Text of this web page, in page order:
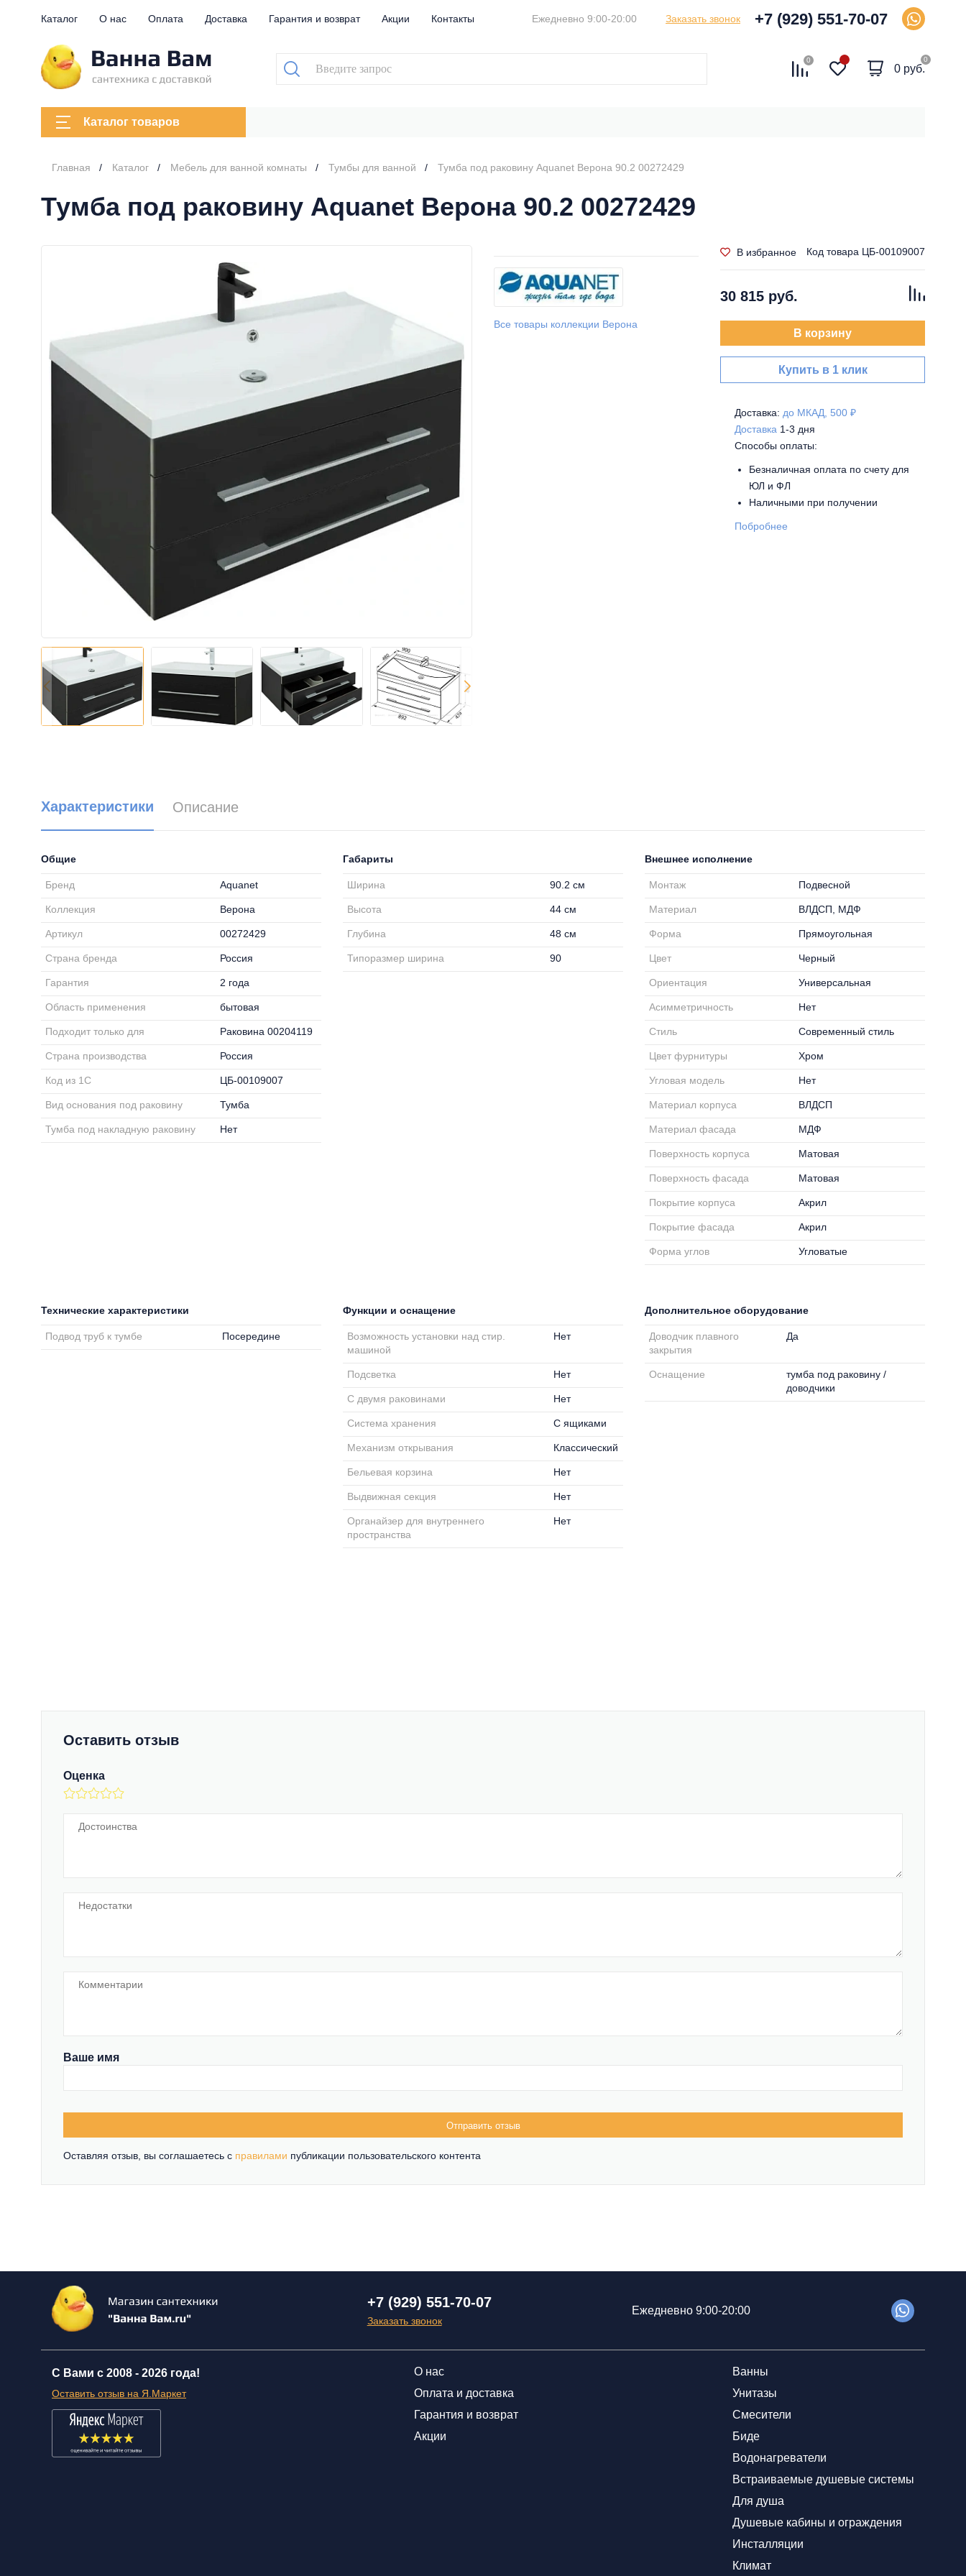
Каталог О нас Оплата Доставка Гарантия и возврат Акции Контакты Ежедневно 9:00-20:00 Заказать звонок +7 (929) 551-70-07
0 0
0 руб.
Каталог товаров
Главная Каталог Мебель для ванной комнаты Тумбы для ванной Тумба под раковину Aquanet Верона 90.2 00272429
Тумба под раковину Aquanet Верона 90.2 00272429
Все товары коллекции Верона
В избранное Код товара ЦБ-00109007
30 815 руб.
В корзину
Купить в 1 клик
Доставка: до МКАД, 500 ₽
Доставка 1-3 дня
Способы оплаты:
Безналичная оплата по счету для
ЮЛ и ФЛ
Наличными при получении
Побробнее
Характеристики Описание
Общие
Бренд Aquanet
Коллекция Верона
Артикул 00272429
Страна бренда Россия
Гарантия 2 года
Область применения бытовая
Подходит только для Раковина 00204119
Страна производства Россия
Код из 1С ЦБ-00109007
Вид основания под раковину Тумба
Тумба под накладную раковину Нет
Габариты
Ширина 90.2 см
Высота 44 см
Глубина 48 см
Типоразмер ширина 90
Внешнее исполнение
Монтаж Подвесной
Материал ВЛДСП, МДФ
Форма Прямоугольная
Цвет Черный
Ориентация Универсальная
Асимметричность Нет
Стиль Современный стиль
Цвет фурнитуры Хром
Угловая модель Нет
Материал корпуса ВЛДСП
Материал фасада МДФ
Поверхность корпуса Матовая
Поверхность фасада Матовая
Покрытие корпуса Акрил
Покрытие фасада Акрил
Форма углов Угловатые
Технические характеристики
Подвод труб к тумбе Посередине
Функции и оснащение
Возможность установки над стир.
машиной
Нет
Подсветка Нет
С двумя раковинами Нет
Система хранения С ящиками
Механизм открывания Классический
Бельевая корзина Нет
Выдвижная секция Нет
Органайзер для внутреннего
пространства
Нет
Дополнительное оборудование
Доводчик плавного
закрытия
Да
Оснащение
тумба под раковину /
доводчики
Оставить отзыв
Оценка
Ваше имя
Отправить отзыв
Оставляя отзыв, вы соглашаетесь c правилами публикации пользовательского контента
+7 (929) 551-70-07
Заказать звонок
Ежедневно 9:00-20:00
С Вами с 2008 - 2026 года!
Оставить отзыв на Я.Маркет
О нас
Оплата и доставка
Гарантия и возврат
Акции
Ванны
Унитазы
Смесители
Биде
Водонагреватели
Встраиваемые душевые системы
Для душа
Душевые кабины и ограждения
Инсталляции
Климат